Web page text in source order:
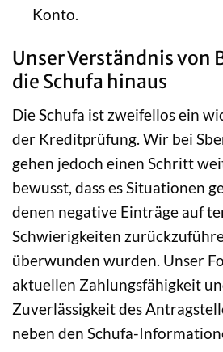
Konto.
Unser Verständnis von
die Schufa hinaus
Die Schufa ist zweifellos ein
der Kreditprüfung. Wir bei
gehen jedoch einen Schritt
bewusst, dass es Situationen
denen negative Einträge auf
Schwierigkeiten
überwunden wurden. Unser
aktuellen Zahlungsfähigkeit
Zuverlässigkeit des
neben den Schufa-